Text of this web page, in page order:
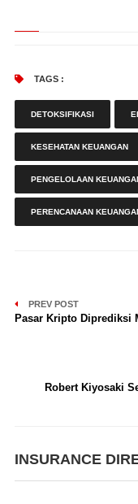
TAGS :
DETOKSIFIKASI
KESEHATAN KEUANGAN
PENGELOLAAN
PERENCANAAN
PREV POST
Pasar Kripto Diprediksi
Robert Kiyosaki
INSURANCE